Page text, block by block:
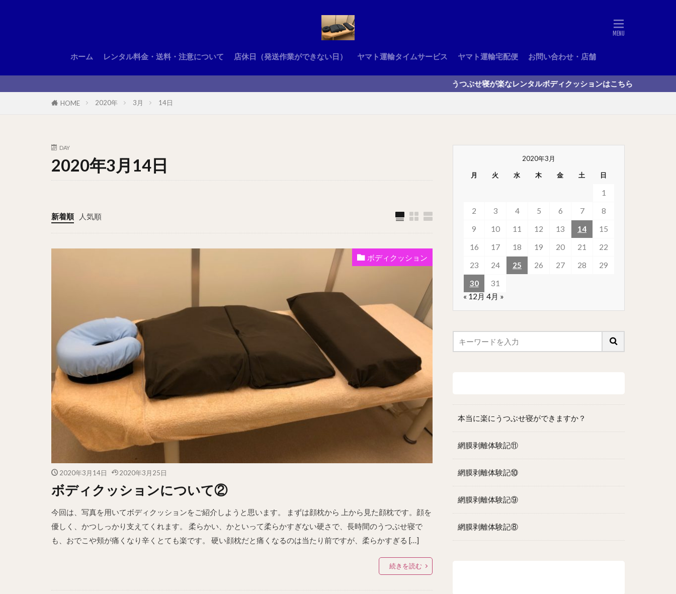
ホーム レンタル料金・送料・注意について 店休日（発送作業ができない日） ヤマト運輸タイムサービス ヤマト運輸宅配便 お問い合わせ・店舗
うつぶせ寝が楽なレンタルボディクッションはこちら
HOME 2020年 3月 14日
DAY
2020年3月14日
新着順 人気順
ボディクッション
2020年3月14日 2020年3月25日
ボディクッションについて②
今回は、写真を用いてボディクッションをご紹介しようと思います。 まずは顔枕から 上から見た顔枕です。顔を
優しく、かつしっかり支えてくれます。 柔らかい、かといって柔らかすぎない硬さで、長時間のうつぶせ寝で
も、おでこや頬が痛くなり辛くとても楽です。 硬い顔枕だと痛くなるのは当たり前ですが、柔らかすぎる […]
続きを読む
2020年3月
月 火 水 木 金 土 日
1
2
3 4 5 6 7
8
9
10 11 12 13 14
15
16
17 18 19 20 21
22
23
24 25 26 27 28
29
30
31
« 12月 4月 »
本当に楽にうつぶせ寝ができますか？
網膜剥離体験記⑪
網膜剥離体験記⑩
網膜剥離体験記⑨
網膜剥離体験記⑧